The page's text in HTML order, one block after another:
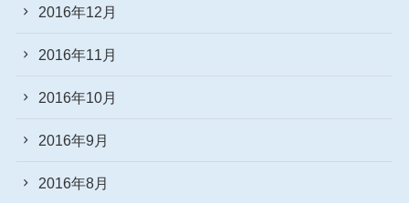
2016年12月
2016年11月
2016年10月
2016年9月
2016年8月